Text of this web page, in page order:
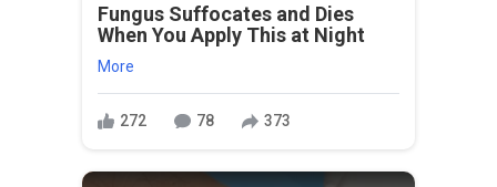
Fungus Suffocates and Dies
When You Apply This at Night
More
272 78 373